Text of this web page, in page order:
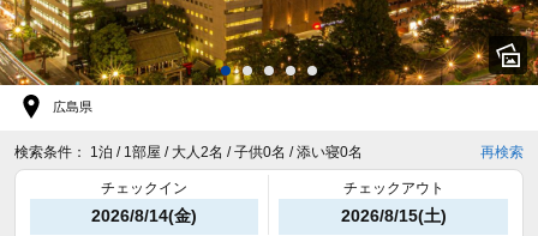
広島県
検索条件： 1泊 / 1部屋 / 大人2名 / 子供0名 / 添い寝0名 再検索
チェックイン
2026/8/14(金)
チェックアウト
2026/8/15(土)